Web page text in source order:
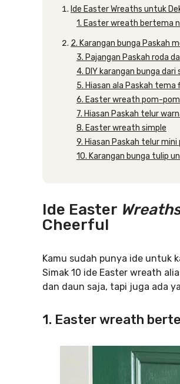
Ide Easter Wreaths untuk
1. Easter wreath bertema
2. Karangan bunga Paskah
3. Pajangan Paskah roda
4. DIY karangan bunga
5. Hiasan ala Paskah tema
6. Easter wreath pom-pom
7. Hiasan Paskah telur
8. Easter wreath simple
9. Hiasan Paskah telur mini
10. Karangan bunga tulip
Ide Easter
Cheerful
Kamu sudah punya ide untuk
Simak 10 ide Easter wreath
dan daun saja, tapi juga ada
1. Easter wreath